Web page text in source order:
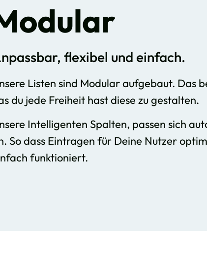
flexibel und einfach.
Listen sind Modular aufgebaut. Das
du jede Freiheit hast diese zu gestalten.
Intelligenten Spalten, passen sich
So dass Eintragen für Deine Nutzer
funktioniert.